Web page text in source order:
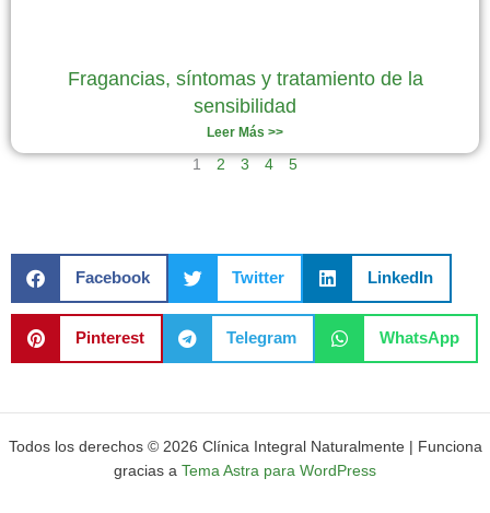
Fragancias, síntomas y tratamiento de la
sensibilidad
Leer Más >>
1 2 3 4 5
Facebook Twitter LinkedIn
Pinterest Telegram WhatsApp
Todos los derechos © 2026 Clínica Integral Naturalmente | Funciona
gracias a Tema Astra para WordPress